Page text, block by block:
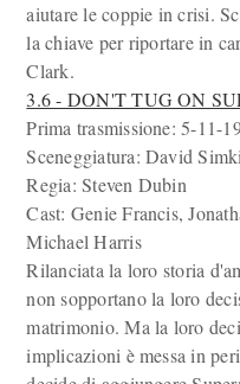
aiutare le coppie in crisi.
la chiave per riportare in
Clark.
3.6 - DON'T TUG ON
Prima trasmissione: 5-11-
Sceneggiatura: David
Regia: Steven Dubin
Cast: Genie Francis,
Michael Harris
Rilanciata la loro storia
non sopportano la loro
matrimonio. Ma la loro
implicazioni è messa in